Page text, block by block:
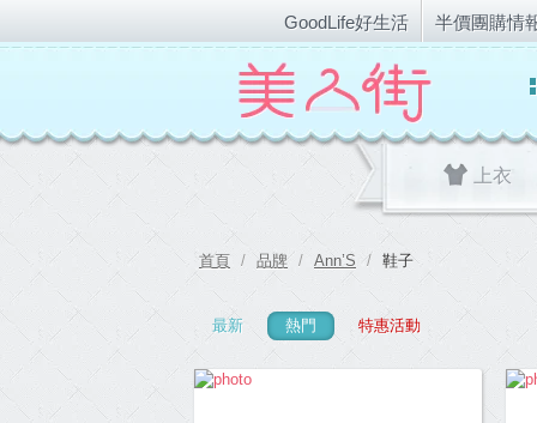
GoodLife好生活 半價團購情
上衣
首頁 / 品牌 / Ann’S / 鞋子
最新 熱門 特惠活動